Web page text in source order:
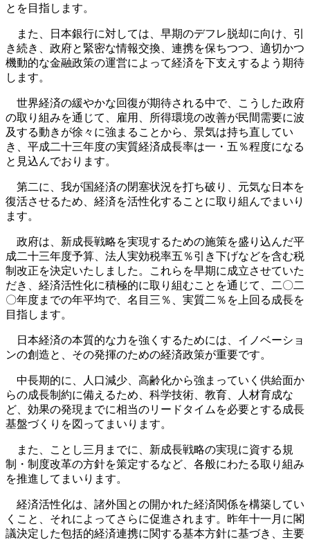
とを目指します。
また、日本銀行に対しては、早期のデフレ脱却に向け、引
き続き、政府と緊密な情報交換、連携を保ちつつ、適切かつ
機動的な金融政策の運営によって経済を下支えするよう期待
します。
世界経済の緩やかな回復が期待される中で、こうした政府
の取り組みを通じて、雇用、所得環境の改善が民間需要に波
及する動きが徐々に強まることから、景気は持ち直してい
き、平成二十三年度の実質経済成長率は一・五％程度になる
と見込んでおります。
第二に、我が国経済の閉塞状況を打ち破り、元気な日本を
復活させるため、経済を活性化することに取り組んでまいり
ます。
政府は、新成長戦略を実現するための施策を盛り込んだ平
成二十三年度予算、法人実効税率五％引き下げなどを含む税
制改正を決定いたしました。これらを早期に成立させていた
だき、経済活性化に積極的に取り組むことを通じて、二〇二
〇年度までの年平均で、名目三％、実質二％を上回る成長を
目指します。
日本経済の本質的な力を強くするためには、イノベーショ
ンの創造と、その発揮のための経済政策が重要です。
中長期的に、人口減少、高齢化から強まっていく供給面か
らの成長制約に備えるため、科学技術、教育、人材育成な
ど、効果の発現までに相当のリードタイムを必要とする成長
基盤づくりを図ってまいります。
また、ことし三月までに、新成長戦略の実現に資する規
制・制度改革の方針を策定するなど、各般にわたる取り組み
を推進してまいります。
経済活性化は、諸外国との開かれた経済関係を構築してい
くこと、それによってさらに促進されます。昨年十一月に閣
議決定した包括的経済連携に関する基本方針に基づき、主要